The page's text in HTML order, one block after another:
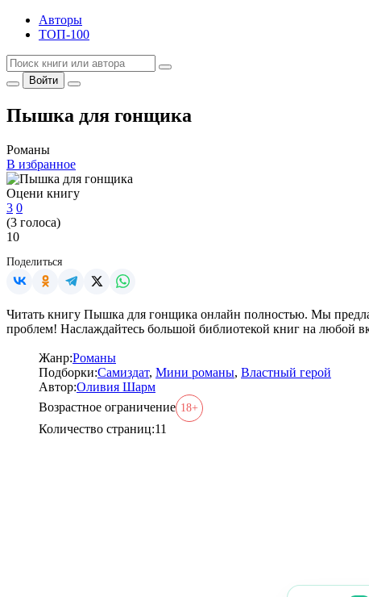
Авторы
ТОП-100
Войти
Пышка для гонщика
Романы
В избранное
Оцени книгу
3 0
(3 голоса)
10
Поделиться
Читать книгу Пышка для гонщика онлайн полностью. Мы
проблем! Наслаждайтесь большой библиотекой книг на любой
Жанр:Романы
Подборки:Самиздат, Мини романы, Властный герой
Автор:Оливия Шарм
Возрастное ограничение 18+
Количество страниц:11